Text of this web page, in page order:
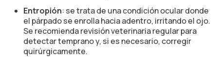
Entropión: se trata de una condición ocular donde
el párpado se enrolla hacia adentro, irritando el ojo.
Se recomienda revisión veterinaria regular para
detectar temprano y, si es necesario, corregir
quirúrgicamente.